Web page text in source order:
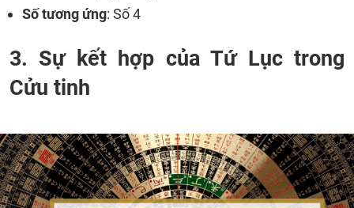
Số tương ứng: Số 4
3. Sự kết hợp của Tứ Lục trong
Cửu tinh